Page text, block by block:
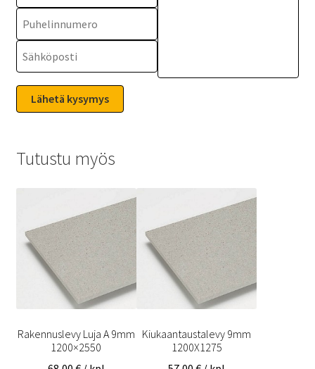
Tutustu myös
Rakennuslevy Luja A 9mm
1200×2550
Kiukaantaustalevy 9mm
1200X1275